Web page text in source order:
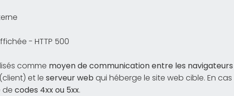
- HTTP 500
comme moyen de communication entre les navigateurs
et le serveur web qui héberge le site web cible. En cas
de codes 4xx ou 5xx.